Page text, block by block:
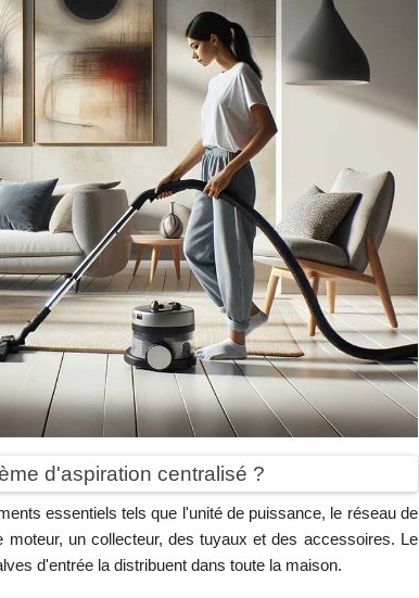
d'aspiration centralisé ?
essentiels tels que l'unité de puissance, le réseau de
un collecteur, des tuyaux et des accessoires. Le
d'entrée la distribuent dans toute la maison.